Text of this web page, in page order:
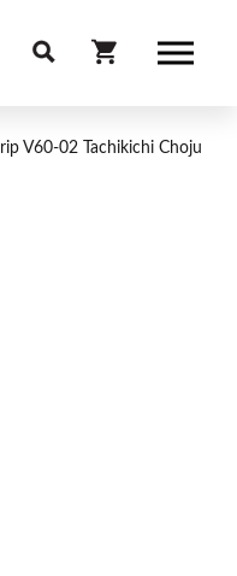
V60-02 Tachikichi Choju